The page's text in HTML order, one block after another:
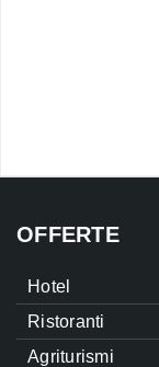
OFFERTE
Hotel
Ristoranti
Agriturismi